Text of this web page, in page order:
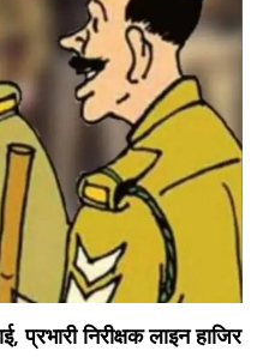
प्रभारी निरीक्षक लाइन हाजिर